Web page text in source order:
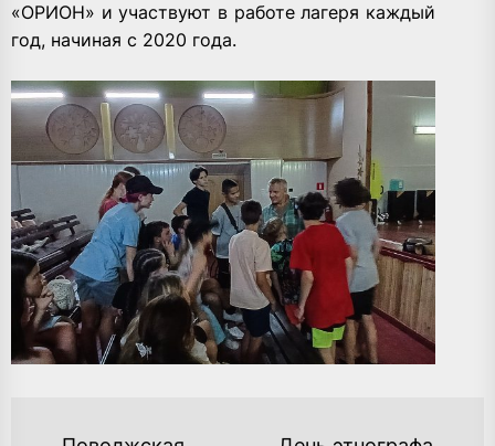
«ОРИОН» и участвуют в работе лагеря каждый
год, начиная с 2020 года.